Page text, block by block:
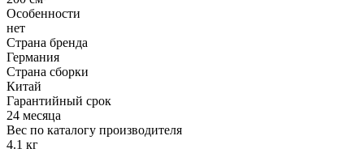
Особенности
нет
Страна бренда
Германия
Страна сборки
Китай
Гарантийный срок
24 месяца
Вес по каталогу производителя
4.1 кг